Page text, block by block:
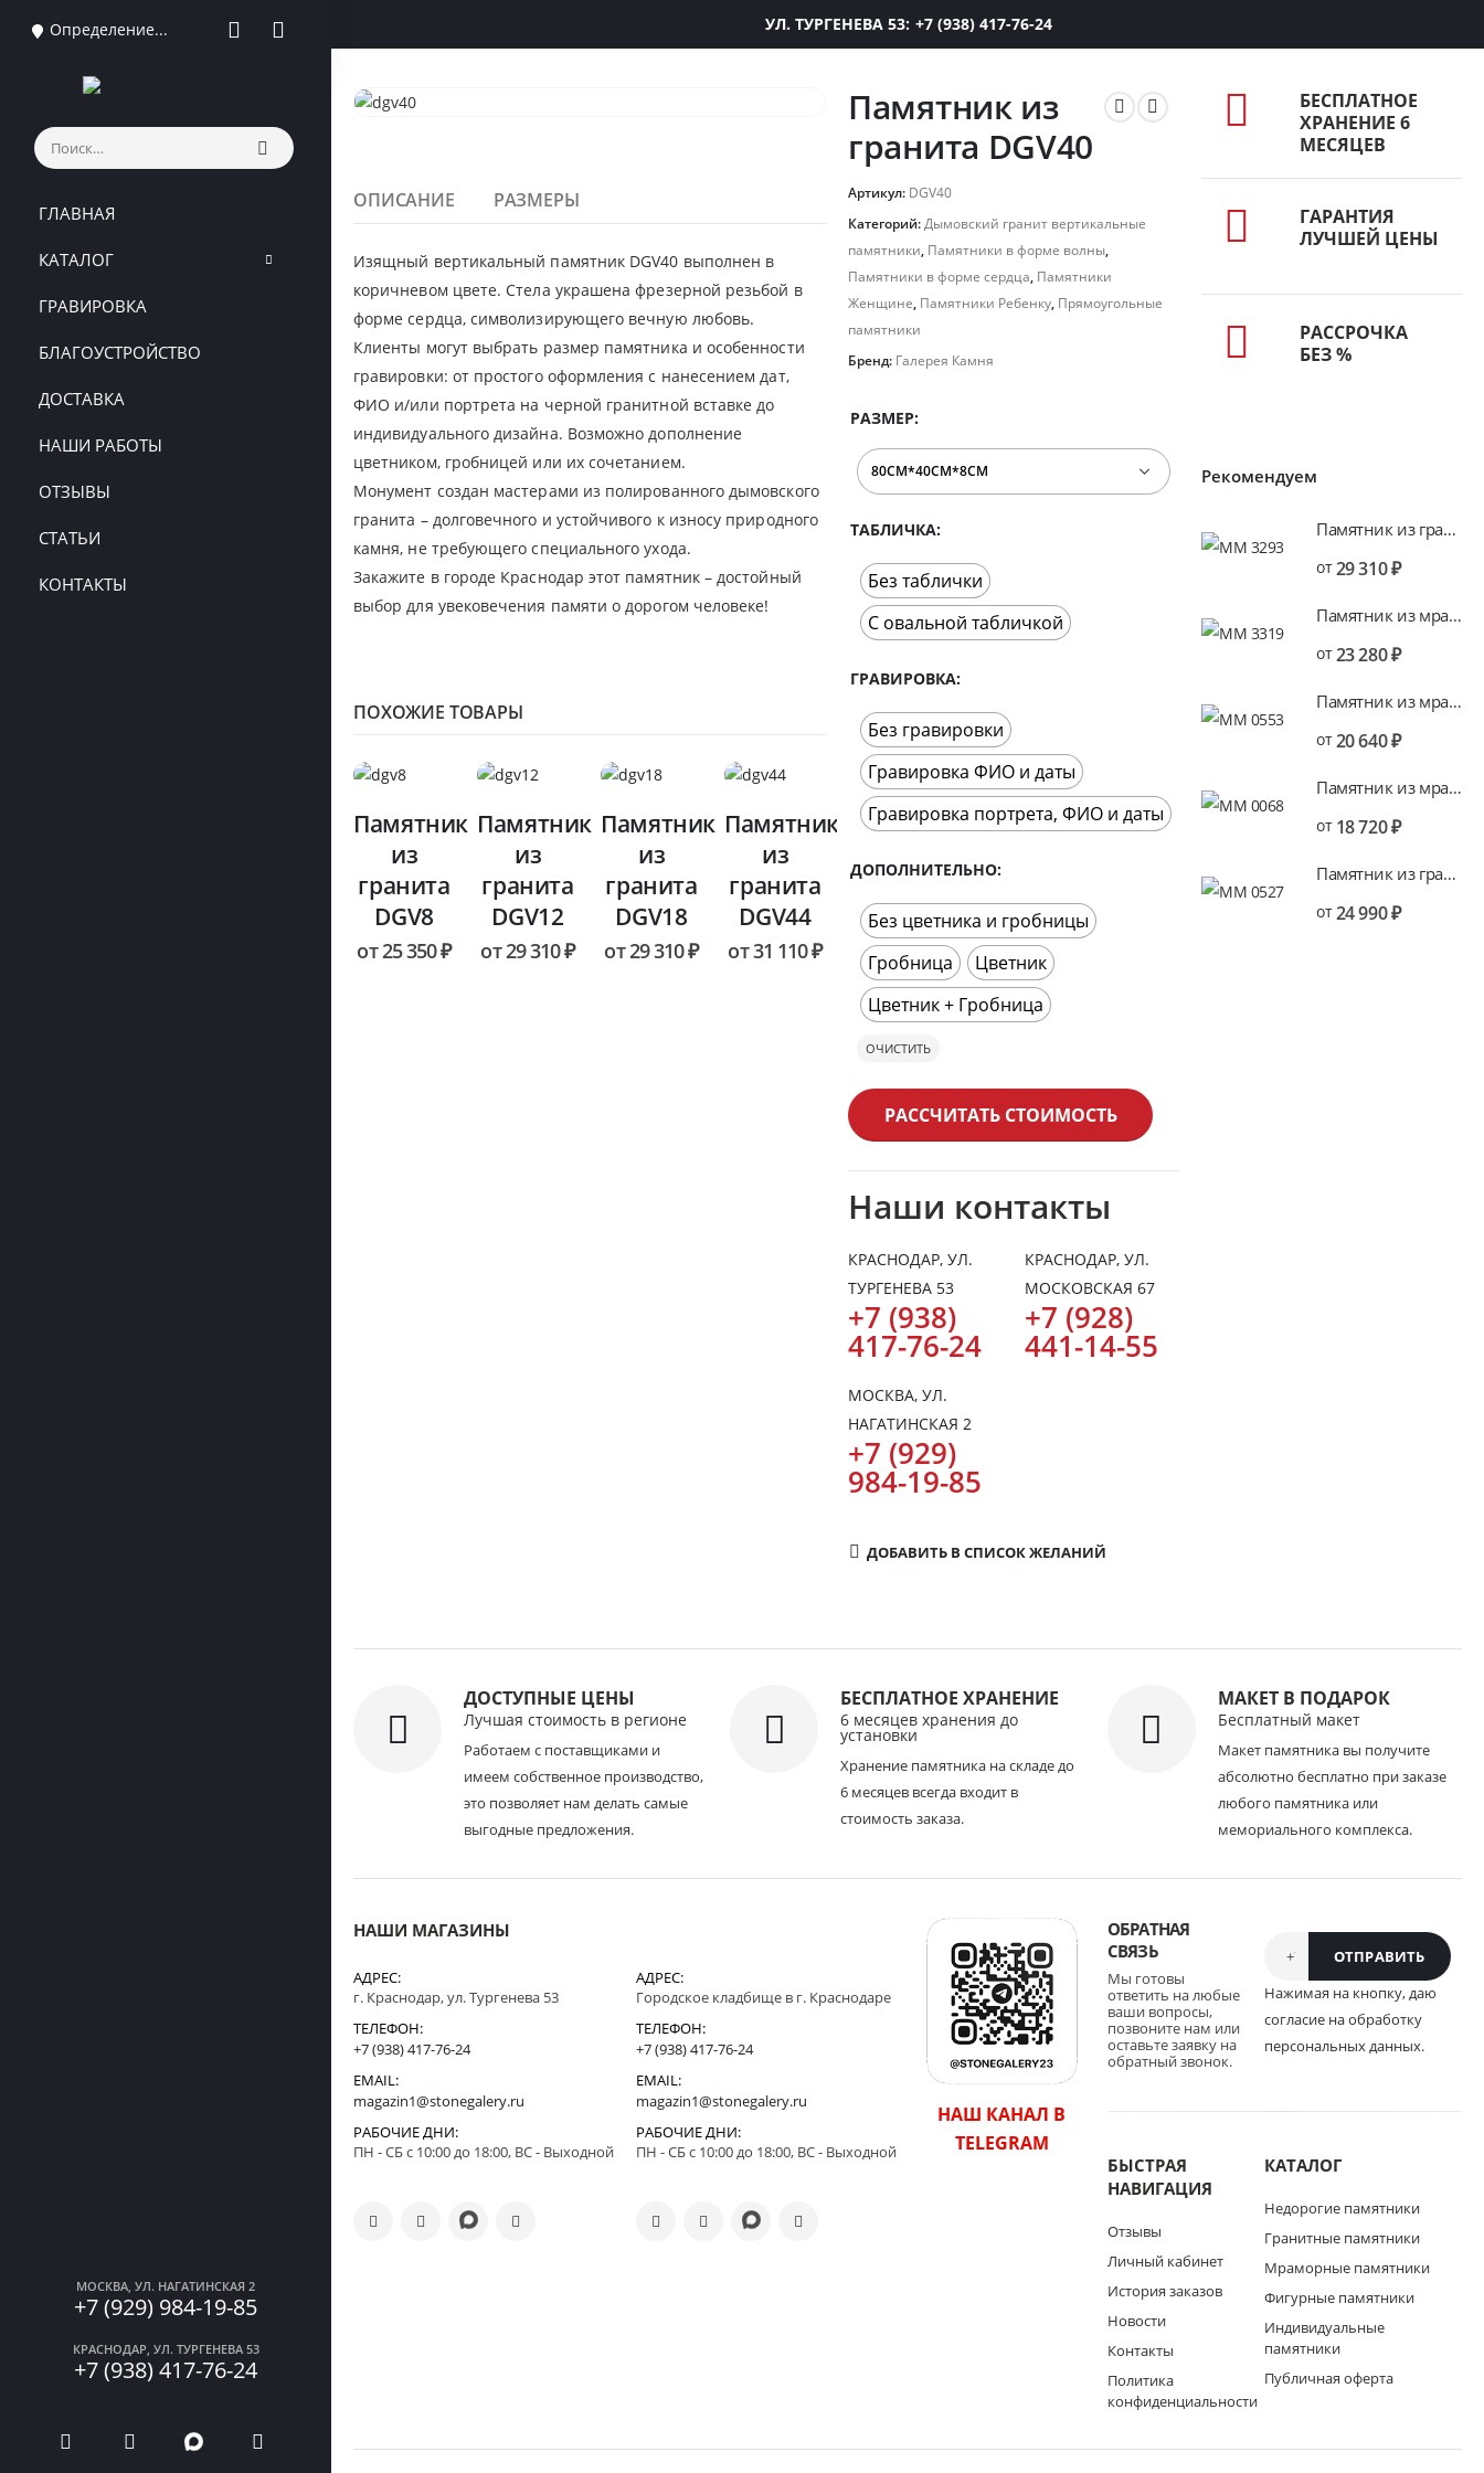
УЛ. ТУРГЕНЕВА 53: +7 (938) 417-76-24
Определение...
ГЛАВНАЯ
КАТАЛОГ
ГРАВИРОВКА
БЛАГОУСТРОЙСТВО
ДОСТАВКА
НАШИ РАБОТЫ
ОТЗЫВЫ
СТАТЬИ
КОНТАКТЫ
МОСКВА, УЛ. НАГАТИНСКАЯ 2
+7 (929) 984-19-85
КРАСНОДАР, УЛ. ТУРГЕНЕВА 53
+7 (938) 417-76-24
Памятник из
гранита DGV40
Артикул: DGV40
Категорий:Дымовский гранит вертикальные
памятники, Памятники в форме волны,
Памятники в форме сердца, Памятники
Женщине, Памятники Ребенку, Прямоугольные
памятники
Бренд: Галерея Камня
РАЗМЕР
ТАБЛИЧКА
Без таблички
С овальной табличкой
ГРАВИРОВКА
Без гравировки
Гравировка ФИО и даты
Гравировка портрета, ФИО и даты
ДОПОЛНИТЕЛЬНО
Без цветника и гробницы
Гробница
Цветник
Цветник + Гробница
ОЧИСТИТЬ
РАССЧИТАТЬ СТОИМОСТЬ
Наши контакты
КРАСНОДАР, УЛ.
ТУРГЕНЕВА 53
+7 (938)
417-76-24
КРАСНОДАР, УЛ.
МОСКОВСКАЯ 67
+7 (928)
441-14-55
МОСКВА, УЛ.
НАГАТИНСКАЯ 2
+7 (929)
984-19-85
ДОБАВИТЬ В СПИСОК ЖЕЛАНИЙ
ОПИСАНИЕ РАЗМЕРЫ
Изящный вертикальный памятник DGV40 выполнен в
коричневом цвете. Стела украшена фрезерной резьбой в
форме сердца, символизирующего вечную любовь.
Клиенты могут выбрать размер памятника и особенности
гравировки: от простого оформления с нанесением дат,
ФИО и/или портрета на черной гранитной вставке до
индивидуального дизайна. Возможно дополнение
цветником, гробницей или их сочетанием.
Монумент создан мастерами из полированного дымовского
гранита – долговечного и устойчивого к износу природного
камня, не требующего специального ухода.
Закажите в городе Краснодар этот памятник – достойный
выбор для увековечения памяти о дорогом человеке!
ПОХОЖИЕ ТОВАРЫ
Памятник
из
гранита
DGV8
от25 350₽
Памятник
из
гранита
DGV12
от29 310₽
Памятник
из
гранита
DGV18
от29 310₽
Памятник
из
гранита
DGV44
от31 110₽
БЕСПЛАТНОЕ
ХРАНЕНИЕ 6
МЕСЯЦЕВ
ГАРАНТИЯ
ЛУЧШЕЙ ЦЕНЫ
РАССРОЧКА
БЕЗ %
Рекомендуем
Памятник из гранита KGV16
от29 310₽
Памятник из мрамора MV16
от23 280₽
Памятник из мрамора MV7
от20 640₽
Памятник из мрамора MV1
от 18 720₽
Памятник из гранита KGV7
от24 990₽
ДОСТУПНЫЕ ЦЕНЫ
Лучшая стоимость в регионе
Работаем с поставщиками и
имеем собственное производство,
это позволяет нам делать самые
выгодные предложения.
БЕСПЛАТНОЕ ХРАНЕНИЕ
6 месяцев хранения до
установки
Хранение памятника на складе до
6 месяцев всегда входит в
стоимость заказа.
МАКЕТ В ПОДАРОК
Бесплатный макет
Макет памятника вы получите
абсолютно бесплатно при заказе
любого памятника или
мемориального комплекса.
НАШИ МАГАЗИНЫ
АДРЕС:
г. Краснодар, ул. Тургенева 53
ТЕЛЕФОН:
+7 (938) 417-76-24
EMAIL:
magazin1@stonegalery.ru
РАБОЧИЕ ДНИ:
ПН - СБ с 10:00 до 18:00, ВС - Выходной
АДРЕС:
Городское кладбище в г. Краснодаре
ТЕЛЕФОН:
+7 (938) 417-76-24
EMAIL:
magazin1@stonegalery.ru
РАБОЧИЕ ДНИ:
ПН - СБ с 10:00 до 18:00, ВС - Выходной
НАШ КАНАЛ В
TELEGRAM
ОБРАТНАЯ
СВЯЗЬ
Мы готовы
ответить на любые
ваши вопросы,
позвоните нам или
оставьте заявку на
обратный звонок.
Нажимая на кнопку, даю
согласие на обработку
персональных данных.
БЫСТРАЯ
НАВИГАЦИЯ
Отзывы
Личный кабинет
История заказов
Новости
Контакты
Политика
конфиденциальности
КАТАЛОГ
Недорогие памятники
Гранитные памятники
Мраморные памятники
Фигурные памятники
Индивидуальные
памятники
Публичная оферта